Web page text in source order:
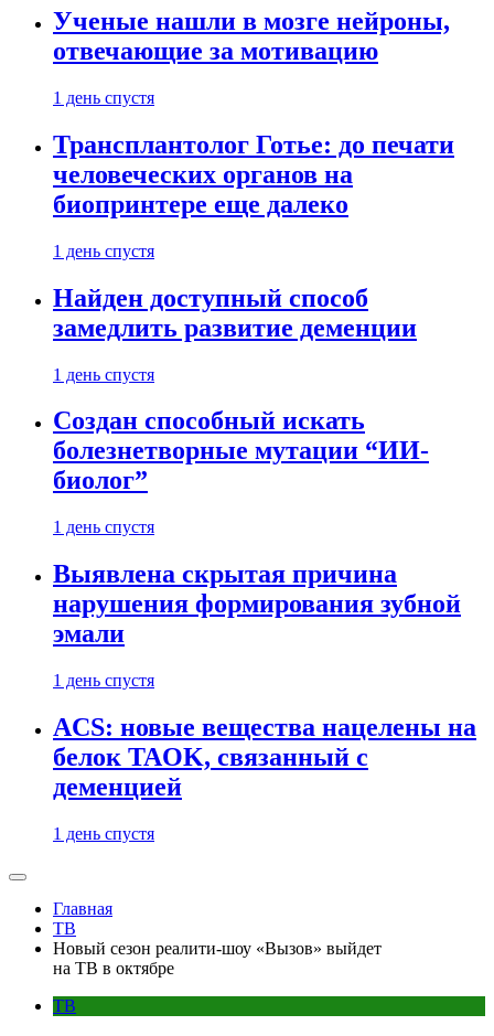
Ученые нашли в мозге нейроны,
отвечающие за мотивацию
1 день спустя
Трансплантолог Готье: до печати
человеческих органов на
биопринтере еще далеко
1 день спустя
Найден доступный способ
замедлить развитие деменции
1 день спустя
Создан способный искать
болезнетворные мутации “ИИ-
биолог”
1 день спустя
Выявлена скрытая причина
нарушения формирования зубной
эмали
1 день спустя
ACS: новые вещества нацелены на
белок TAOK, связанный с
деменцией
1 день спустя
Главная
ТВ
Новый сезон реалити-шоу «Вызов» выйдет
на ТВ в октябре
ТВ